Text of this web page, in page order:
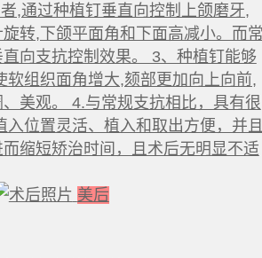
,通过种植钉垂直向控制上颌磨牙,
转,下颌平面角和下面高减小。而
向支抗控制效果。 3、种植钉能够
软组织面角增大,颏部更加向上向前,
美观。 4.与常规支抗相比，具有很
入位置灵活、植入和取出方便，并
缩短矫治时间，且术后无明显不适
美后